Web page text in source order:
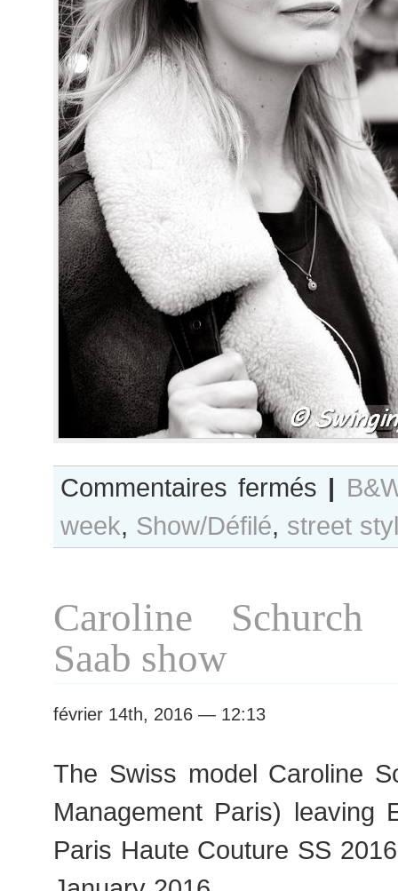
Commentaires fermés sur
B&W
Day
#258
Couture
S/S
|
week, Show/Défilé, street
Caroline
Saab show
février 14th, 2016 — 12:13
The Swiss model Caroline
Management Paris) leaving
Paris Haute Couture SS